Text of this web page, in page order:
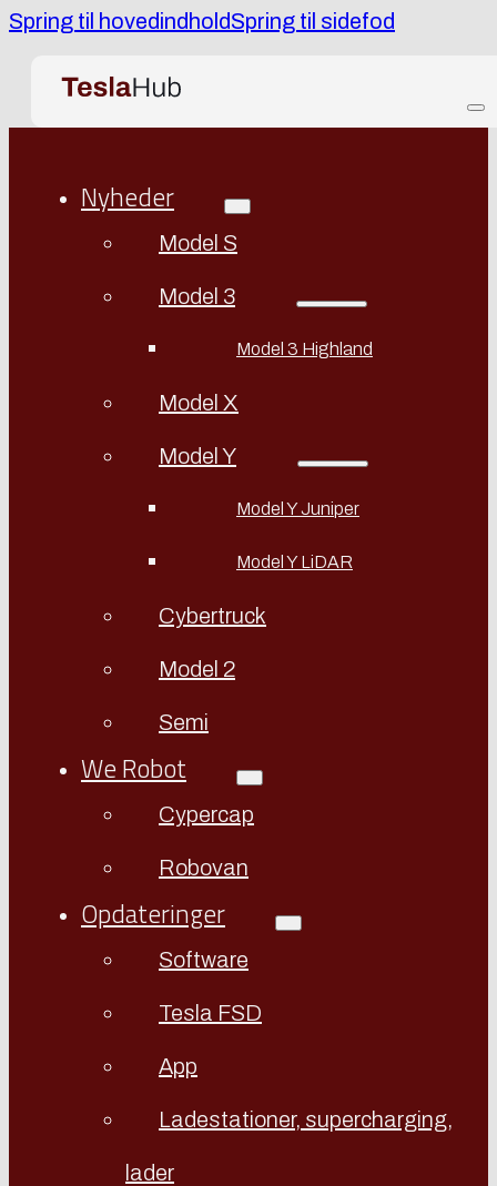
Spring til hovedindholdSpring til sidefod
Nyheder
Model S
Model 3
Model 3 Highland
Model X
Model Y
Model Y Juniper
Model Y LiDAR
Cybertruck
Model 2
Semi
We Robot
Cypercap
Robovan
Opdateringer
Software
Tesla FSD
App
Ladestationer, supercharging,
lader